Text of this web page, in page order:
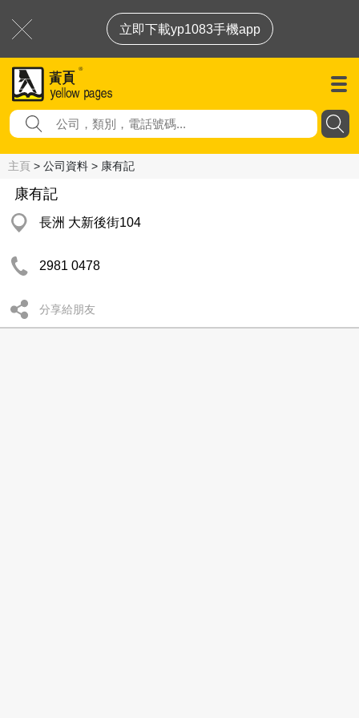
立即下載yp1083手機app
主頁 > 公司資料 > 康有記
康有記
長洲 大新後街104
2981 0478
分享給朋友